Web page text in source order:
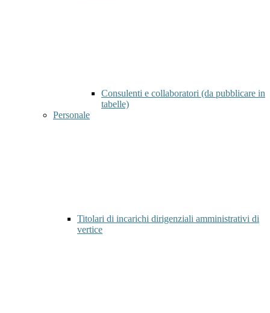
Consulenti e collaboratori (da pubblicare in
tabelle)
Personale
Titolari di incarichi dirigenziali amministrativi di
vertice